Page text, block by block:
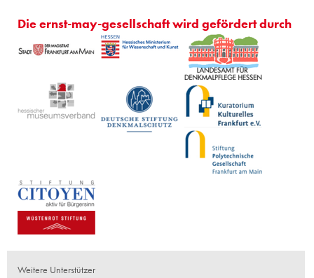
Die ernst-may-gesellschaft wird gefördert durch
Weitere Unterstützer